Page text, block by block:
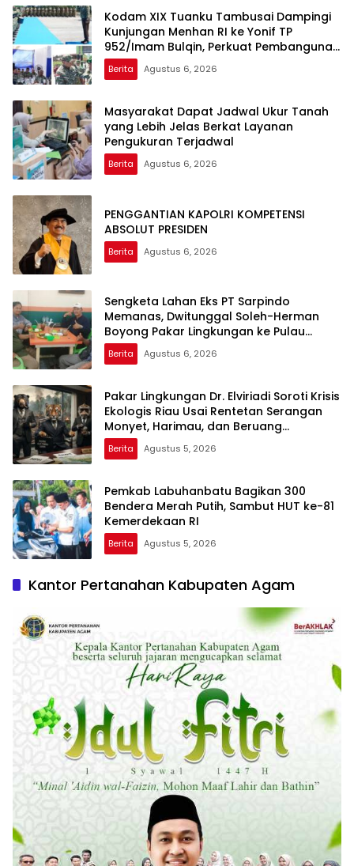
Kodam XIX Tuanku Tambusai Dampingi
Kunjungan Menhan RI ke Yonif TP
952/Imam Bulqin, Perkuat Pembangunan
Satuan
Berita Agustus 6, 2026
Masyarakat Dapat Jadwal Ukur Tanah
yang Lebih Jelas Berkat Layanan
Pengukuran Terjadwal
Berita Agustus 6, 2026
PENGGANTIAN KAPOLRI KOMPETENSI
ABSOLUT PRESIDEN
Berita Agustus 6, 2026
Sengketa Lahan Eks PT Sarpindo
Memanas, Dwitunggal Soleh-Herman
Boyong Pakar Lingkungan ke Pulau
Rupat
Berita Agustus 6, 2026
Pakar Lingkungan Dr. Elviriadi Soroti Krisis
Ekologis Riau Usai Rentetan Serangan
Monyet, Harimau, dan Beruang
Terhadap Warga
Berita Agustus 5, 2026
Pemkab Labuhanbatu Bagikan 300
Bendera Merah Putih, Sambut HUT ke-81
Kemerdekaan RI
Berita Agustus 5, 2026
Kantor Pertanahan Kabupaten Agam